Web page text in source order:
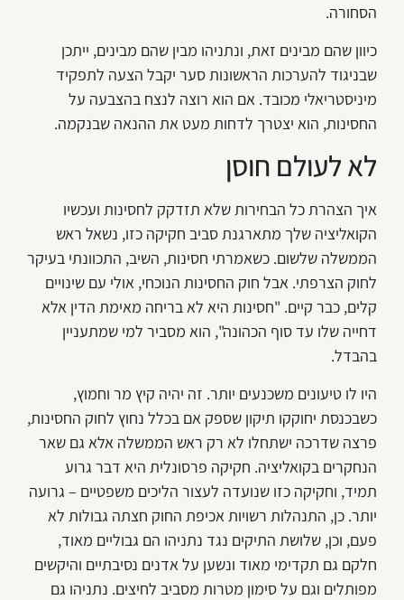
הסחורה.
כיוון שהם מבינים זאת, ונתניהו מבין שהם מבינים, ייתכן
שבניגוד להערכות הראשונות סער יקבל הצעה לתפקיד
מיניסטריאלי מכובד. אם הוא רוצה לנצח בהצבעה על
החסינות, הוא יצטרך לדחות מעט את ההנאה שבנקמה.
לא לעולם חוסן
איך הצהרת כל הבחירות שלא תזדקק לחסינות ועכשיו
הקואליציה שלך מתארגנת סביב חקיקה כזו, נשאל ראש
הממשלה שלשום. כשאמרתי חסינות, השיב, התכוונתי בעיקר
לחוק הצרפתי. אבל חוק החסינות הנוכחי, אולי עם שינויים
קלים, כבר קיים. "חסינות היא לא בריחה מאימת הדין אלא
דחייה שלו עד סוף הכהונה", הוא מסביר למי שמתעניין
בהבדל.
היו לו טיעונים משכנעים יותר. זה יהיה קיץ מר וחמוץ,
כשבכנסת יחוקקו תיקון שספק אם בכלל נחוץ לחוק החסינות,
פרצה שדרכה ישתחלו לא רק ראש הממשלה אלא גם שאר
הנחקרים בקואליציה. חקיקה פרסונלית היא דבר גרוע
תמיד, וחקיקה כזו שנועדה לעצור הליכים משפטיים – גרועה
יותר. כן, התנהלות רשויות אכיפת החוק חצתה גבולות לא
פעם, וכן, שלושת התיקים נגד נתניהו הם גבוליים מאוד,
חלקם גם תקדימי מאוד ונשען על אדנים נסיבתיים והיקשים
מפותלים וגם על סימון מטרות מסביב לחיצים. נתניהו גם